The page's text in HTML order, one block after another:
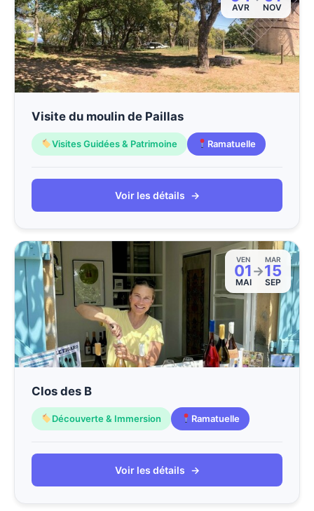
AVR NOV
Visite du moulin de Paillas
Visites Guidées & Patrimoine Ramatuelle
Voir les détails →
VEN
01
MAI
→
MAR
15
SEP
Clos des B
Découverte & Immersion Ramatuelle
Voir les détails →